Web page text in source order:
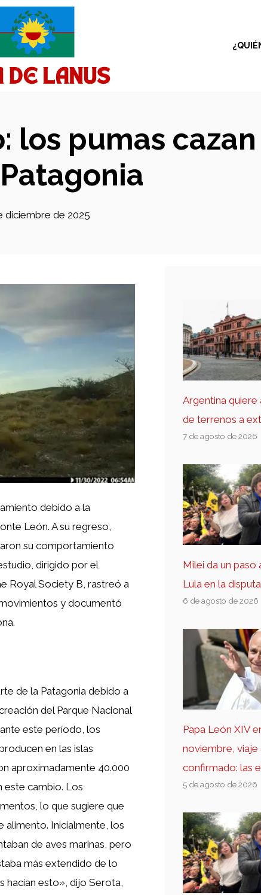
los pumas
diciembre de 2025
debido a la
León. A su regreso,
su comportamiento
dirigido por el
Royal Society B, rastreó a
y documentó
de la Patagonia debido a
del Parque Nacional
este período, los
en las islas
aproximadamente 40.000
este cambio. Los
lo que sugiere que
alimento. Inicialmente, los
de aves marinas, pero
más extendido de lo
hacían esto», dijo Serota,
Argentina quiere
de terrenos a
7 de agosto de 2026
Milei da un
Lula en la
6 de agosto de 2026
Papa León XIV
noviembre,
confirmado: las
5 de agosto de 2026